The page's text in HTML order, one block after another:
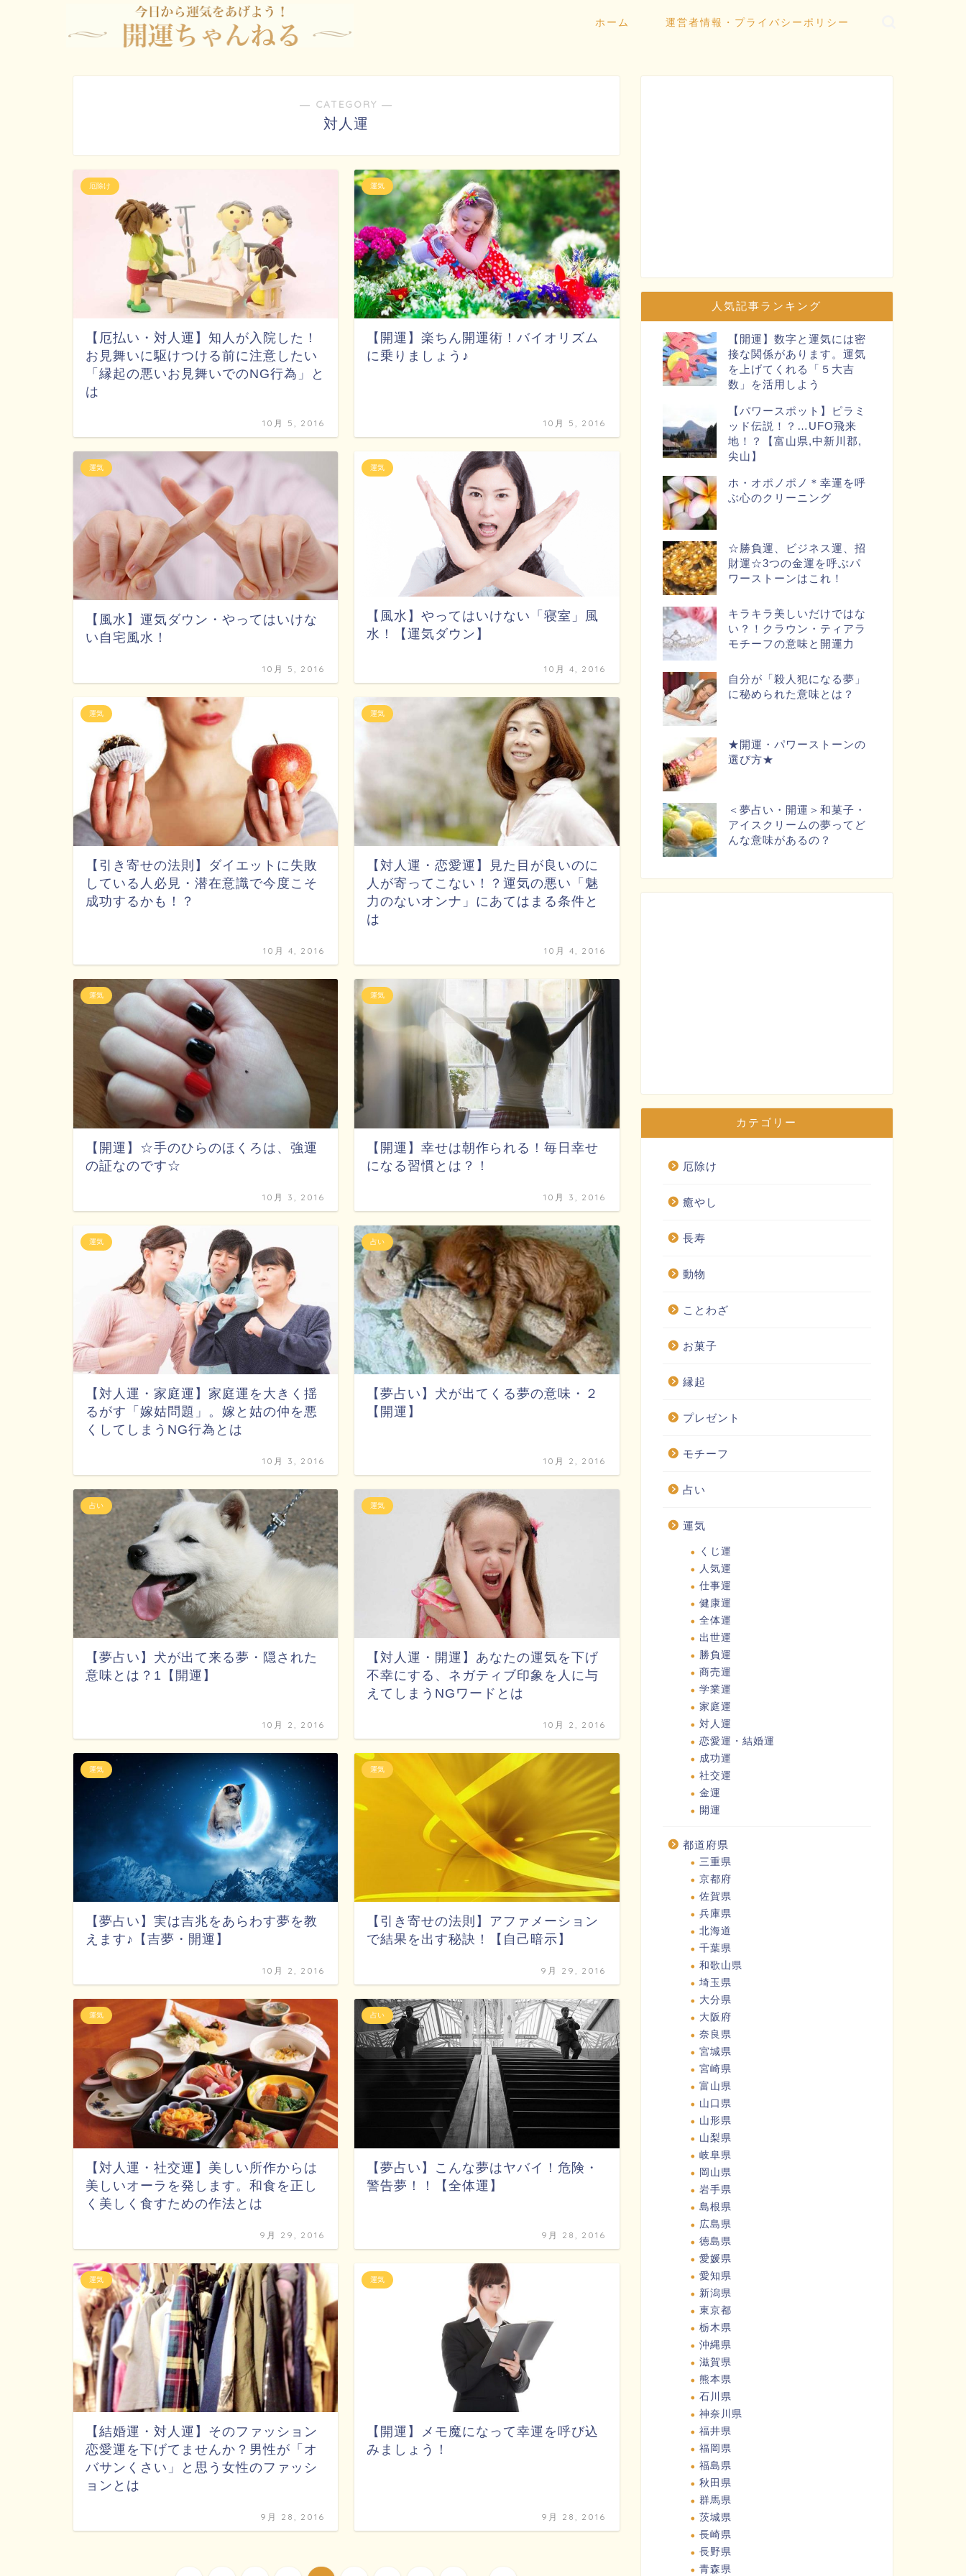
ホーム 運営者情報・プライバシーポリシー
― CATEGORY ―
対人運
厄除け
【厄払い・対人運】知人が入院した！
お見舞いに駆けつける前に注意したい
「縁起の悪いお見舞いでのNG行為」と
は
10月 5, 2016
運気
【開運】楽ちん開運術！バイオリズム
に乗りましょう♪
10月 5, 2016
運気
【風水】運気ダウン・やってはいけな
い自宅風水！
10月 5, 2016
運気
【風水】やってはいけない「寝室」風
水！【運気ダウン】
10月 4, 2016
運気
【引き寄せの法則】ダイエットに失敗
している人必見・潜在意識で今度こそ
成功するかも！？
10月 4, 2016
運気
【対人運・恋愛運】見た目が良いのに
人が寄ってこない！？運気の悪い「魅
力のないオンナ」にあてはまる条件と
は
10月 4, 2016
運気
【開運】☆手のひらのほくろは、強運
の証なのです☆
10月 3, 2016
運気
【開運】幸せは朝作られる！毎日幸せ
になる習慣とは？！
10月 3, 2016
運気
【対人運・家庭運】家庭運を大きく揺
るがす「嫁姑問題」。嫁と姑の仲を悪
くしてしまうNG行為とは
10月 3, 2016
占い
【夢占い】犬が出てくる夢の意味・２
【開運】
10月 2, 2016
占い
【夢占い】犬が出て来る夢・隠された
意味とは？1【開運】
10月 2, 2016
運気
【対人運・開運】あなたの運気を下げ
不幸にする、ネガティブ印象を人に与
えてしまうNGワードとは
10月 2, 2016
運気
【夢占い】実は吉兆をあらわす夢を教
えます♪【吉夢・開運】
10月 2, 2016
運気
【引き寄せの法則】アファメーション
で結果を出す秘訣！【自己暗示】
9月 29, 2016
運気
【対人運・社交運】美しい所作からは
美しいオーラを発します。和食を正し
く美しく食すための作法とは
9月 29, 2016
占い
【夢占い】こんな夢はヤバイ！危険・
警告夢！！【全体運】
9月 28, 2016
運気
【結婚運・対人運】そのファッション
恋愛運を下げてませんか？男性が「オ
バサンくさい」と思う女性のファッシ
ョンとは
9月 28, 2016
運気
【開運】メモ魔になって幸運を呼び込
みましょう！
9月 28, 2016
人気記事ランキング
【開運】数字と運気には密
接な関係があります。運気
を上げてくれる「５大吉
数」を活用しよう
【パワースポット】ピラミ
ッド伝説！？…UFO飛来
地！？【富山県,中新川郡,
尖山】
ホ・オポノポノ＊幸運を呼
ぶ心のクリーニング
☆勝負運、ビジネス運、招
財運☆3つの金運を呼ぶパ
ワーストーンはこれ！
キラキラ美しいだけではな
い？！クラウン・ティアラ
モチーフの意味と開運力
自分が「殺人犯になる夢」
に秘められた意味とは？
★開運・パワーストーンの
選び方★
＜夢占い・開運＞和菓子・
アイスクリームの夢ってど
んな意味があるの？
カテゴリー
厄除け
癒やし
長寿
動物
ことわざ
お菓子
縁起
プレゼント
モチーフ
占い
運気
くじ運
人気運
仕事運
健康運
全体運
出世運
勝負運
商売運
学業運
家庭運
対人運
恋愛運・結婚運
成功運
社交運
金運
開運
都道府県
三重県
京都府
佐賀県
兵庫県
北海道
千葉県
和歌山県
埼玉県
大分県
大阪府
奈良県
宮城県
宮崎県
富山県
山口県
山形県
山梨県
岐阜県
岡山県
岩手県
島根県
広島県
徳島県
愛媛県
愛知県
新潟県
東京都
栃木県
沖縄県
滋賀県
熊本県
石川県
神奈川県
福井県
福岡県
福島県
秋田県
群馬県
茨城県
長崎県
長野県
青森県